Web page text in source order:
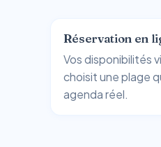
Réservation en
Vos disponibilités
choisit une plage
agenda réel.